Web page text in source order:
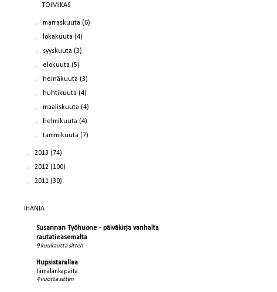
TOIMIKAS
►marraskuuta (6)
► lokakuuta (4)
► syyskuuta (3)
► elokuuta (5)
► heinäkuuta (3)
► huhtikuuta (4)
►maaliskuuta (4)
► helmikuuta (4)
►tammikuuta (7)
► 2013 (74)
► 2012 (100)
► 2011 (30)
IHANIA
Susannan Työhuone - päiväkirja vanhalta
rautatieasemalta
9 kuukautta sitten
Hupsistarallaa
Jämälankapaita
4 vuotta sitten